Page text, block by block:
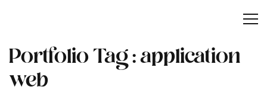
Portfolio Tag :application
web